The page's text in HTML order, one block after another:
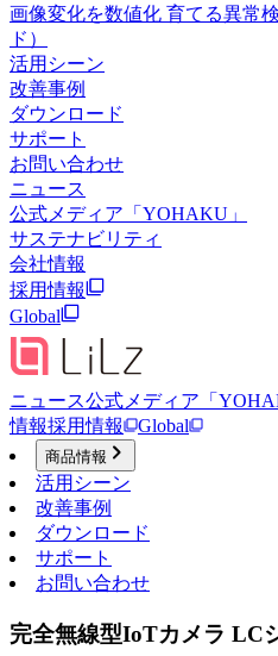
画像変化を数値化 育てる異常
ド）
活用シーン
改善事例
ダウンロード
サポート
お問い合わせ
ニュース
公式メディア「YOHAKU」
サステナビリティ
会社情報
採用情報
Global
ニュース公式メディア「
情報採用情報 Global
商品情報
活用シーン
改善事例
ダウンロード
サポート
お問い合わせ
完全無線型IoTカメラ LC